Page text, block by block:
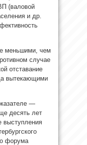
(валовой
и др.
меньшими, чем
случае
отставание
вытекающими
—
десять лет
выступления
форума